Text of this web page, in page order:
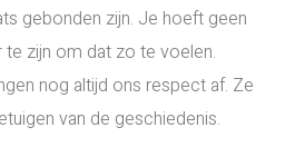
gebonden zijn. Je hoeft geen
zijn om dat zo te voelen.
nog altijd ons respect af. Ze
van de geschiedenis.